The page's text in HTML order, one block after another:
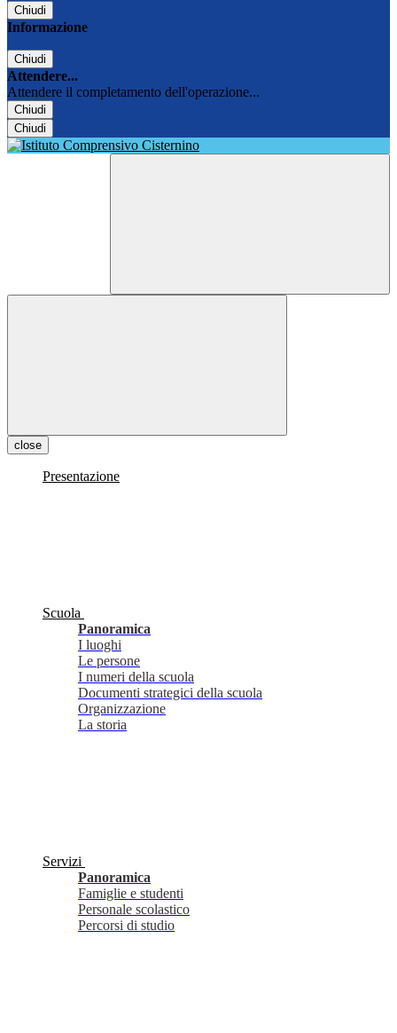
Chiudi
Informazione
Chiudi
Attendere...
Attendere il completamento dell'operazione...
Chiudi
Chiudi
close
Presentazione
Scuola
Panoramica
I luoghi
Le persone
I numeri della scuola
Documenti strategici della scuola
Organizzazione
La storia
Servizi
Panoramica
Famiglie e studenti
Personale scolastico
Percorsi di studio